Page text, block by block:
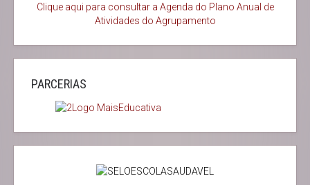
Clique aqui para consultar a Agenda do Plano Anual de
Atividades do Agrupamento
PARCERIAS